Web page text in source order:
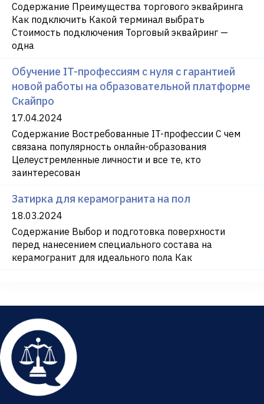
Содержание Преимущества торгового эквайринга
Как подключить Какой терминал выбрать
Стоимость подключения Торговый эквайринг —
одна
Обучение IT-профессиям с нуля с гарантией
новой работы на образовательной платформе
Скайпро
17.04.2024
Содержание Востребованные IT-профессии С чем
связана популярность онлайн-образования
Целеустремленные личности и все те, кто
заинтересован
Затирка для керамогранита на пол
18.03.2024
Содержание Выбор и подготовка поверхности
перед нанесением специального состава на
керамогранит для идеального пола Как